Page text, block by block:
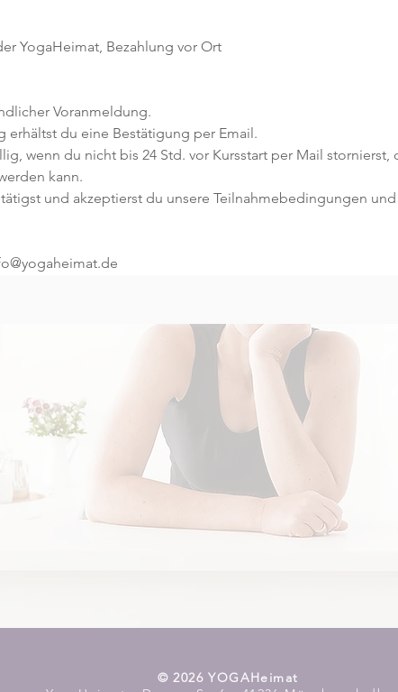
YogaHeimat, Bezahlung vor Ort
Voranmeldung.
erhältst du eine Bestätigung per Email.
wenn du nicht bis 24 Std. vor Kursstart per Mail stornierst,
kann.
und akzeptierst du unsere Teilnahmebedingungen und
​© 2026 YOGAHeimat